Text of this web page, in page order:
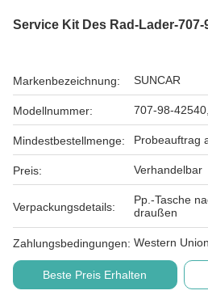
Service Kit Des Rad-Lader-707-
Markenbezeichnung: SUNCAR
Modellnummer: 707-98-
Mindestbestellmenge: Probeauftrag
Preis: Verhandelbar
Verpackungsdetails:
Pp.-Tasche
draußen
Zahlungsbedingungen: Western
Beste Preis Erhalten